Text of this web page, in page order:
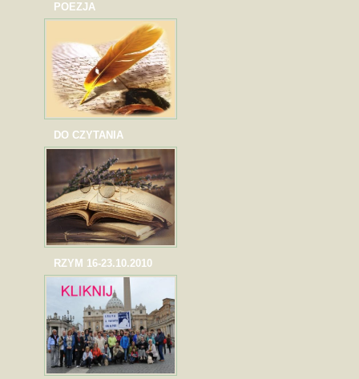
POEZJA
DO CZYTANIA
RZYM 16-23.10.2010